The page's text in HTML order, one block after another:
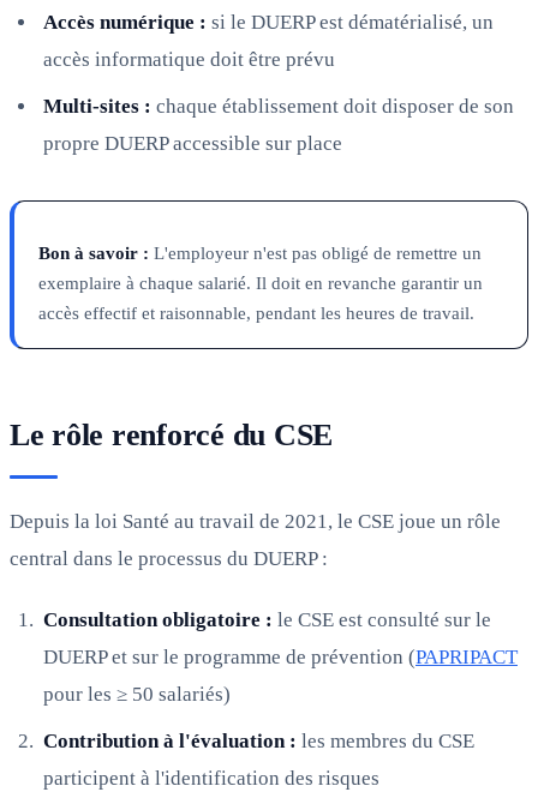
Accès numérique : si le DUERP est dématérialisé, un
accès informatique doit être prévu
Multi-sites : chaque établissement doit disposer de son
propre DUERP accessible sur place
Bon à savoir : L'employeur n'est pas obligé de remettre un
exemplaire à chaque salarié. Il doit en revanche garantir un
accès effectif et raisonnable, pendant les heures de travail.
Le rôle renforcé du CSE
Depuis la loi Santé au travail de 2021, le CSE joue un rôle
central dans le processus du DUERP :
Consultation obligatoire : le CSE est consulté sur le
DUERP et sur le programme de prévention (PAPRIPACT
pour les ≥ 50 salariés)
Contribution à l'évaluation : les membres du CSE
participent à l'identification des risques